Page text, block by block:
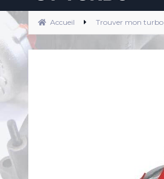
Accueil Trouver mon turbo